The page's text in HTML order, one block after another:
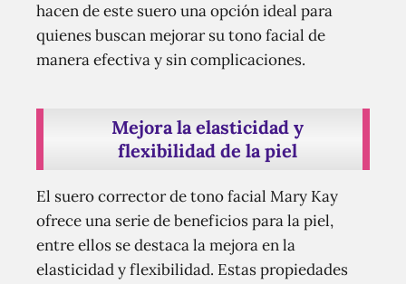
hacen de este suero una opción ideal para
quienes buscan mejorar su tono facial de
manera efectiva y sin complicaciones.
Mejora la elasticidad y
flexibilidad de la piel
El suero corrector de tono facial Mary Kay
ofrece una serie de beneficios para la piel,
entre ellos se destaca la mejora en la
elasticidad y flexibilidad. Estas propiedades